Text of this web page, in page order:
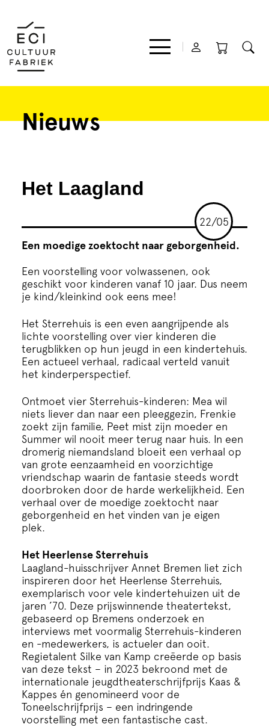
Film
Theater
Cursus
ECI Cultuurcafé
Contact
Steun ons
Nieuws
Het Laagland
22/05
Een moedige zoektocht naar geborgenheid.
Een voorstelling voor volwassenen, ook
geschikt voor kinderen vanaf 10 jaar. Dus neem
je kind/kleinkind ook eens mee!
Het Sterrehuis is een even aangrijpende als
lichte voorstelling over vier kinderen die
terugblikken op hun jeugd in een kindertehuis.
Een actueel verhaal, radicaal verteld vanuit
het kinderperspectief.
Ontmoet vier Sterrehuis-kinderen: Mea wil
niets liever dan naar een pleeggezin, Frenkie
zoekt zijn familie, Peet mist zijn moeder en
Summer wil nooit meer terug naar huis. In een
dromerig niemandsland bloeit een verhaal op
van grote eenzaamheid en voorzichtige
vriendschap waarin de fantasie steeds wordt
doorbroken door de harde werkelijkheid. Een
verhaal over de moedige zoektocht naar
geborgenheid en het vinden van je eigen
plek.
Het Heerlense Sterrehuis
Laagland-huisschrijver Annet Bremen liet zich
inspireren door het Heerlense Sterrehuis,
exemplarisch voor vele kindertehuizen uit de
jaren ’70. Deze prijswinnende theatertekst,
gebaseerd op Bremens onderzoek en
interviews met voormalig Sterrehuis-kinderen
en -medewerkers, is actueler dan ooit.
Regietalent Silke van Kamp creëerde op basis
van deze tekst – in 2023 bekroond met de
internationale jeugdtheaterschrijfprijs Kaas &
Kappes én genomineerd voor de
Toneelschrijfprijs – een indringende
voorstelling met een fantastische cast.